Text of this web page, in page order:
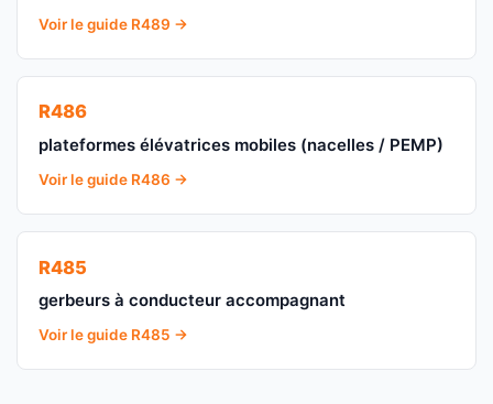
Voir le guide R489 →
R486
plateformes élévatrices mobiles (nacelles / PEMP)
Voir le guide R486 →
R485
gerbeurs à conducteur accompagnant
Voir le guide R485 →